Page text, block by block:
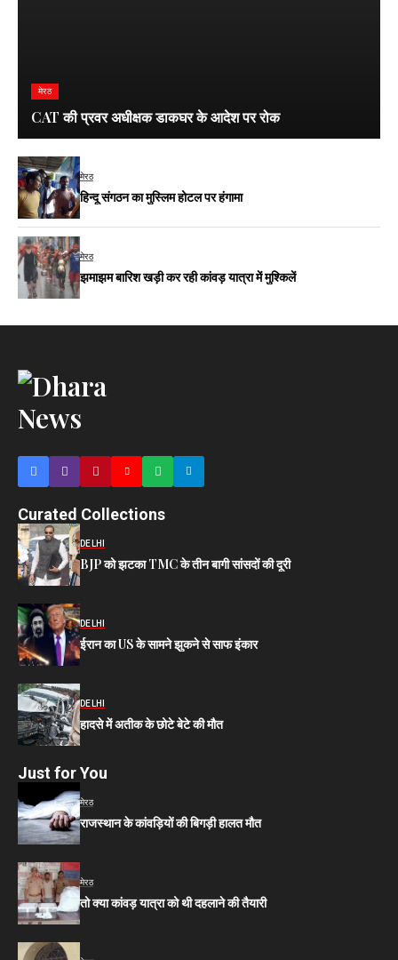
मेरठ
CAT की प्रवर अधीक्षक डाकघर के आदेश पर रोक
मेरठ
हिन्दू संगठन का मुस्लिम होटल पर हंगामा
मेरठ
झमाझम बारिश खड़ी कर रही कांवड़ यात्रा में मुश्किलें
Curated Collections
DELHI
BJP को झटका TMC के तीन बागी सांसदों की दूरी
DELHI
ईरान का US के सामने झुकने से साफ इंकार
DELHI
हादसे में अतीक के छोटे बेटे की मौत
Just for You
मेरठ
राजस्थान के कांवड़ियों की बिगड़ी हालत मौत
मेरठ
तो क्या कांवड़ यात्रा को थी दहलाने की तैयारी